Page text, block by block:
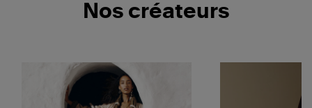
Nos créateurs